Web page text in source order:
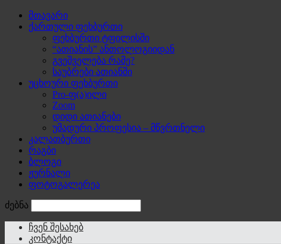
მთავარი
ქართული ფეხბურთი
ფეხბურთი ტფილისში
“ათიანის” ანთოლოგიიდან
გვეშველება რამე?
საუბრები ათიანში
უცხოური ფეხბურთი
Pro-ფ(ა)ილი
Zoom
დიდი ათიანები
უმადური პროფესია – მწვრთნელი
კალათბურთი
რაგბი
ბლოგი
ჟურნალი
ფოტოგალერეა
ძებნა
ჩვენ შესახებ
კონტაქტი